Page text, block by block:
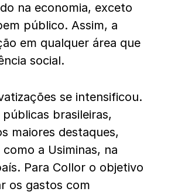
na economia, exceto
público. Assim, a
em qualquer área que
social.
se intensificou.
brasileiras,
maiores destaques,
a Usiminas, na
Para Collor o objetivo
os gastos com